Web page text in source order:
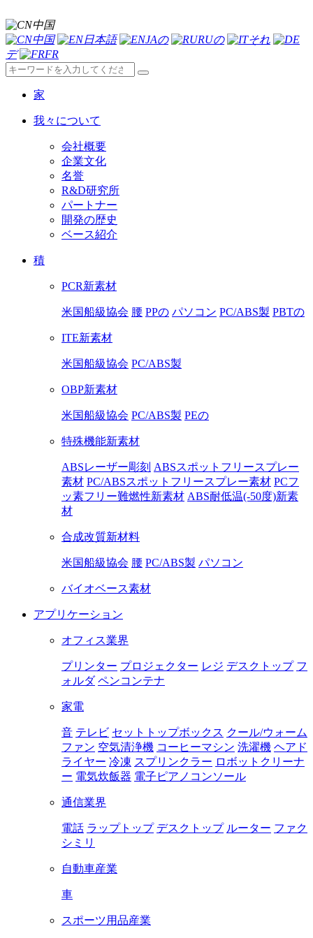
中国
中国
日本語 JAの RUの
それ
デ
FR
家
我々について
会社概要
企業文化
名誉
R&D研究所
パートナー
開発の歴史
ベース紹介
積
PCR新素材
米国船級協会 腰 PPの パソコン PC/ABS製 PBTの
ITE新素材
米国船級協会 PC/ABS製
OBP新素材
米国船級協会 PC/ABS製 PEの
特殊機能新素材
ABSレーザー彫刻 ABSスポットフリースプレー
素材 PC/ABSスポットフリースプレー素材 PCフ
ッ素フリー難燃性新素材 ABS耐低温(-50度)新素
材
合成改質新材料
米国船級協会 腰 PC/ABS製 パソコン
バイオベース素材
アプリケーション
オフィス業界
プリンター プロジェクター レジ デスクトップ フ
ォルダ ペンコンテナ
家電
音 テレビ セットトップボックス クール/ウォーム
ファン 空気清浄機 コーヒーマシン 洗濯機 ヘアド
ライヤー 冷凍 スプリンクラー ロボットクリーナ
ー 電気炊飯器 電子ピアノコンソール
通信業界
電話 ラップトップ デスクトップ ルーター ファク
シミリ
自動車産業
車
スポーツ用品産業